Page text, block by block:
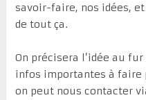
savoir-faire, nos idées,
de tout ça.
On précisera l’idée au
infos importantes à
on peut nous contacter